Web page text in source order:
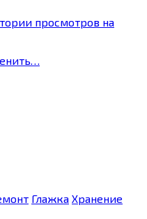
просмотров на
Глажка Хранение